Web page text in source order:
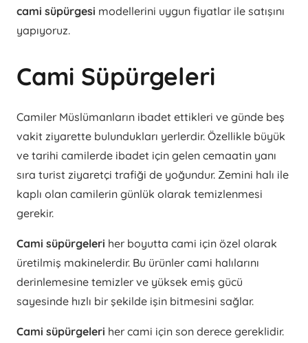
cami süpürgesi modellerini uygun fiyatlar ile satışını
yapıyoruz.
Cami Süpürgeleri
Camiler Müslümanların ibadet ettikleri ve günde beş
vakit ziyarette bulundukları yerlerdir. Özellikle büyük
ve tarihi camilerde ibadet için gelen cemaatin yanı
sıra turist ziyaretçi trafiği de yoğundur. Zemini halı ile
kaplı olan camilerin günlük olarak temizlenmesi
gerekir.
Cami süpürgeleri her boyutta cami için özel olarak
üretilmiş makinelerdir. Bu ürünler cami halılarını
derinlemesine temizler ve yüksek emiş gücü
sayesinde hızlı bir şekilde işin bitmesini sağlar.
Cami süpürgeleri her cami için son derece gereklidir.